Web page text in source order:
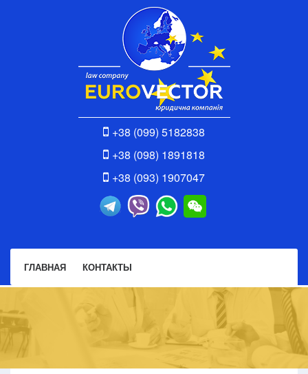
+38 (099) 5182838
+38 (098) 1891818
+38 (093) 1907047
ГЛАВНАЯ КОНТАКТЫ